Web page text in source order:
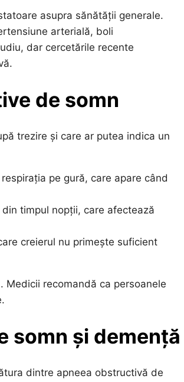
asupra sănătății generale.
arterială, boli
dar cercetările recente
de somn
trezire și care ar putea indica un
pe gură, care apare când
timpul nopții, care afectează
creierul nu primește suficient
recomandă ca persoanele
somn și demență
dintre apneea obstructivă de